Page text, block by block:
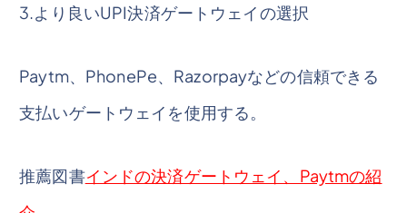
3.より良いUPI決済ゲートウェイの選択
Paytm、PhonePe、Razorpayなどの信頼できる
支払いゲートウェイを使用する。
推薦図書インドの決済ゲートウェイ、Paytmの紹